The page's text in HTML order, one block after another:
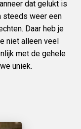
dat gelukt is
steeds weer een
Daar heb je
niet alleen veel
met de gehele
uniek.